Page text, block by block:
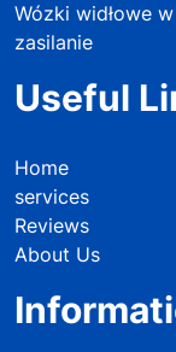
Wózki widłowe
zasilanie
Useful
Home
services
Reviews
About Us